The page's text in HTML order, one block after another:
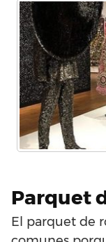
Parquet
El parquet de